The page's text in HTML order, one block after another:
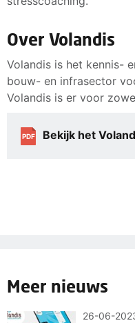
Over Volandis
Volandis is het kennis-
bouw- en infrasector
Volandis is er voor
PDF Bekijk het
Meer nieuws
26-06-